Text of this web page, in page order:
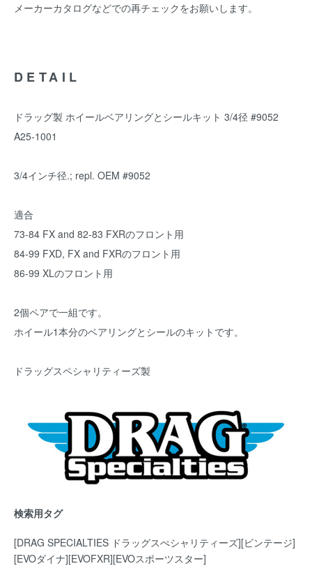
メーカーカタログなどでの再チェックをお願いします。
DETAIL
ドラッグ製 ホイールベアリングとシールキット 3/4径 #9052
A25-1001
3/4インチ径.; repl. OEM #9052
適合
73-84 FX and 82-83 FXRのフロント用
84-99 FXD, FX and FXRのフロント用
86-99 XLのフロント用
2個ペアで一組です。
ホイール1本分のベアリングとシールのキットです。
ドラッグスペシャリティーズ製
検索用タグ
[DRAG SPECIALTIES ドラッグスぺシャリティーズ][ビンテージ]
[EVOダイナ][EVOFXR][EVOスポーツスター]